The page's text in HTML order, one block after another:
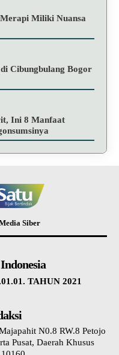
Miliki Nuansa
Cibungbulang Bogor
Ini 8 Manfaat
Siber
TAHUN 2021
N0.8 RW.8 Petojo
Pusat, Daerah Khusus